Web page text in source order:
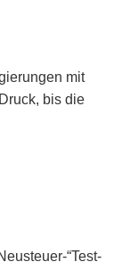
mit
bis die
“Test-